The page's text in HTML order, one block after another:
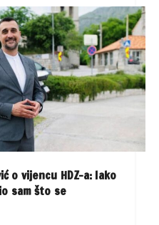
o vijencu HDZ-a: Iako
sam što se